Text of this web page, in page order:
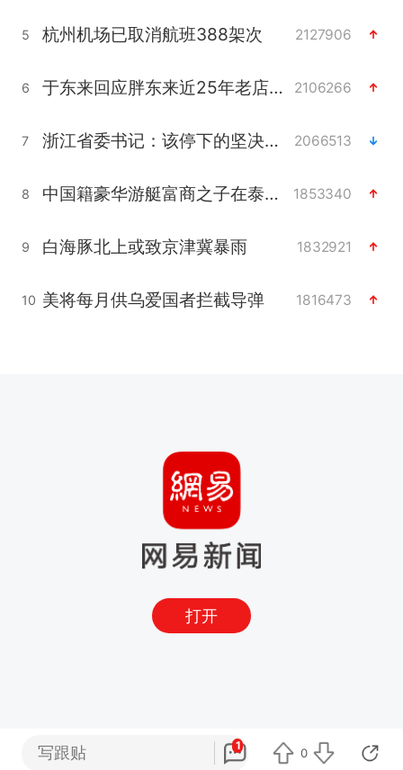
5 杭州机场已取消航班388架次 2127906
6 于东来回应胖东来近25年老店年底关闭 2106266
7 浙江省委书记：该停下的坚决停下来 2066513
8 中国籍豪华游艇富商之子在泰国被杀 1853340
9 白海豚北上或致京津冀暴雨 1832921
10 美将每月供乌爱国者拦截导弹 1816473
打开
写跟贴 1
0